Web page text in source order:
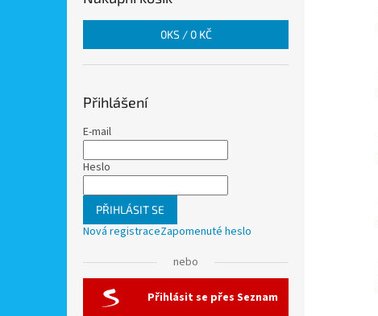
0KS / 0 KČ
Přihlášení
E-mail
Heslo
PŘIHLÁSIT SE
Nová registraceZapomenuté heslo
nebo
Přihlásit se přes Seznam